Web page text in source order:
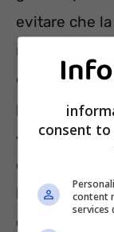
evitare che
ripercussioni
delle normali
principali
4% per
elettroniche,
l’esenzione
come il bollo
consent
content
services